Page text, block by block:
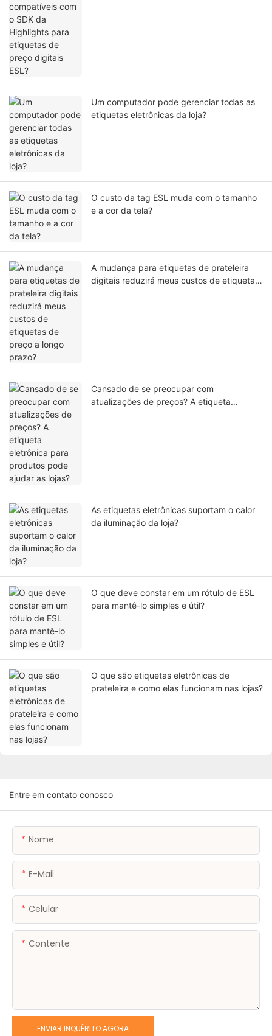
Um computador pode gerenciar todas as
etiquetas eletrônicas da loja?
O custo da tag ESL muda com o tamanho
e a cor da tela?
A mudança para etiquetas de prateleira
digitais reduzirá meus custos de etiquetas
Cansado de se preocupar com
atualizações de preços? A etiqueta
As etiquetas eletrônicas suportam o calor
da iluminação da loja?
O que deve constar em um rótulo de ESL
para mantê-lo simples e útil?
O que são etiquetas eletrônicas de
prateleira e como elas funcionam nas lojas?
Entre em contato conosco
Nome
E-Mail
Celular
Contente
ENVIAR INQUÉRITO AGORA